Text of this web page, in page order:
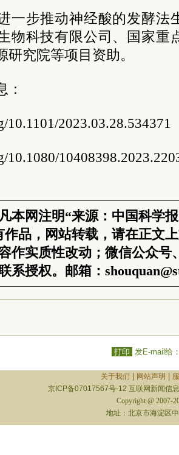
一步推动神经酸的发酵法
物科技有限公司、国家重
研究院等项目资助。
：
10.1101/2023.03.28.534371
10.1080/
本网注明“来源：中国科学
作品，网站转载，请在正文
作实质性改动；微信公众号
系授权。邮箱：
打印 发E-mail给
关于我们 网站声明
京ICP备07017567号-12 互联网新闻信
Copyright @ 2007-
地址：北京市海淀区